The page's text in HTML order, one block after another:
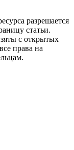
разрешается
статьи.
с открытых
права на